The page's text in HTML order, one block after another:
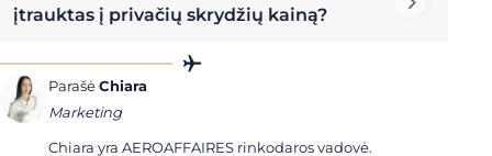
įtrauktas į privačių skrydžių kainą?
ParašėChiara
Marketing
Chiara yra AEROAFFAIRES rinkodaros vadovė.